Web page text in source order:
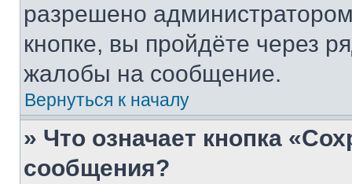
разрешено
кнопке, вы пройдёте через
жалобы на сообщение.
Вернуться к началу
» Что означает кнопка
сообщения?